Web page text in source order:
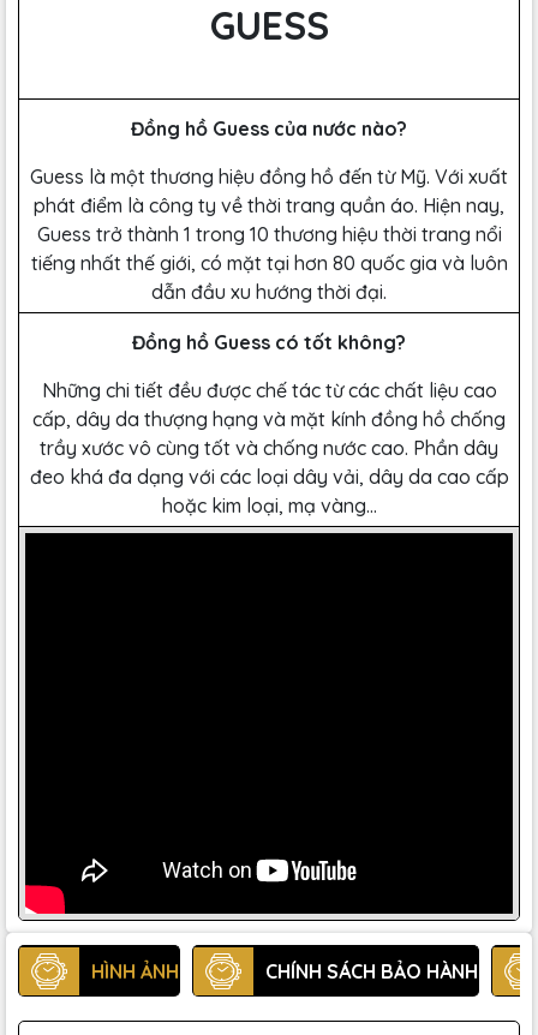
GUESS
Đồng hồ Guess của nước nào?
Guess là một thương hiệu đồng hồ đến từ Mỹ. Với xuất
phát điểm là công ty về thời trang quần áo. Hiện nay,
Guess trở thành 1 trong 10 thương hiệu thời trang nổi
tiếng nhất thế giới, có mặt tại hơn 80 quốc gia và luôn
dẫn đầu xu hướng thời đại.
Đồng hồ Guess có tốt không?
Những chi tiết đều được chế tác từ các chất liệu cao
cấp, dây da thượng hạng và mặt kính đồng hồ chống
trầy xước vô cùng tốt và chống nước cao. Phần dây
đeo khá đa dạng với các loại dây vải, dây da cao cấp
hoặc kim loại, mạ vàng…
HÌNH ẢNH CHÍNH SÁCH BẢO HÀNH